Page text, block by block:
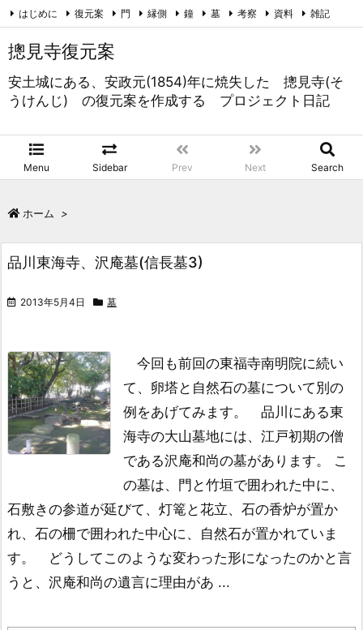
摠見寺復元案
安土城にある、安政元(1854)年に焼失した 摠見寺(そ
うけんじ) の復元案を作成する プロジェクト日記
Menu Sidebar Prev Next Search
はじめに 復元案 門 縁側 鐘 墓 考察 資料 雑記
未分類
ホーム >
品川東海寺、沢庵墓(信長墓3)
2013年5月4日 墓
今回も前回の東福寺南明院に続い
て、卵塔と自然石の墓について別の
例をあげてみます。
品川にある東
海寺の大山墓地には、江戸初期の僧
である沢庵和尚の墓があります。 こ
の墓は、門と竹垣で囲われた中に、
石敷きの参道が延びて、灯篭と花立、石の香炉が置か
れ、石の柵で囲われた中心に、自然石が置かれていま
す。
どうしてこのような変わった形になったのかと言
うと、沢庵和尚の遺言に理由があ ...